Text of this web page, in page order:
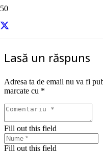
Lasă un răspuns
Adresa ta de email nu va fi
marcate cu *
Fill out this field
Fill out this field